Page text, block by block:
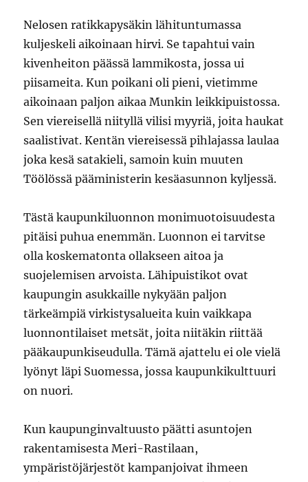
Nelosen ratikkapysäkin lähituntumassa
kuljeskeli aikoinaan hirvi. Se tapahtui vain
kivenheiton päässä lammikosta, jossa ui
piisameita. Kun poikani oli pieni, vietimme
aikoinaan paljon aikaa Munkin leikkipuistossa.
Sen viereisellä niityllä vilisi myyriä, joita haukat
saalistivat. Kentän viereisessä pihlajassa laulaa
joka kesä satakieli, samoin kuin muuten
Töölössä pääministerin kesäasunnon kyljessä.
Tästä kaupunkiluonnon monimuotoisuudesta
pitäisi puhua enemmän. Luonnon ei tarvitse
olla koskematonta ollakseen aitoa ja
suojelemisen arvoista. Lähipuistikot ovat
kaupungin asukkaille nykyään paljon
tärkeämpiä virkistysalueita kuin vaikkapa
luonnontilaiset metsät, joita niitäkin riittää
pääkaupunkiseudulla. Tämä ajattelu ei ole vielä
lyönyt läpi Suomessa, jossa kaupunkikulttuuri
on nuori.
Kun kaupunginvaltuusto päätti asuntojen
rakentamisesta Meri-Rastilaan,
ympäristöjärjestöt kampanjoivat ihmeen